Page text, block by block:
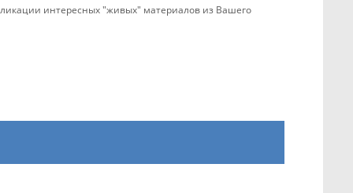
интересных "живых" материалов из Вашего